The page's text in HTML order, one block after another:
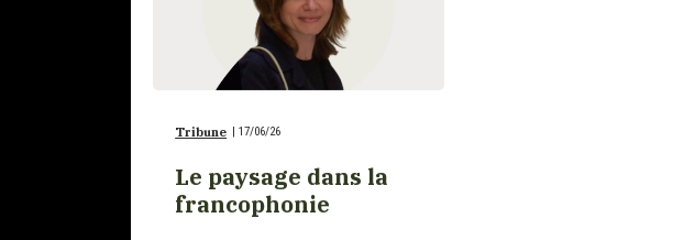
Tribune 17/06/26
Le paysage dans la
francophonie